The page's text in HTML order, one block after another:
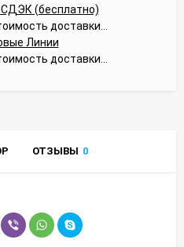
(бесплатно)
доставки...
Линии
доставки...
ОТЗЫВЫ 0